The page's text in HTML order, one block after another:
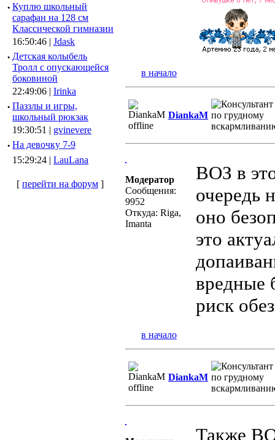
· Куплю школьный
сарафан на 128 см
Классической гимназии
16:50:46 | Jdask
· Детская колыбель
Тролл с опускающейся
боковиной
22:49:06 | Irinka
· Паззлы и игры,
школьный рюкзак
19:30:51 | gvinevere
· Hа девочку 7-9
15:29:24 | LauLana
[ перейти на форум ]
в начало
DiankaM
Модератор
Сообщения:
9952
Откуда: Riga,
Imanta
ВОЗ в
очередь
оно
это
вредные
риск
в начало
DiankaM
Также